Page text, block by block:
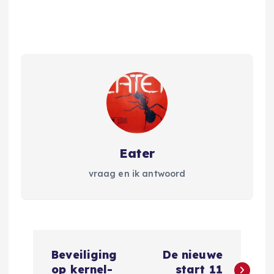
Eater
vraag en ik antwoord
Beveiliging
op kernel-
De nieuwe
start 11